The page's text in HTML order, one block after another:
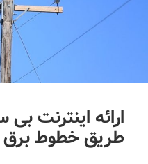
ارائه اینترنت
طریق خطوط برق